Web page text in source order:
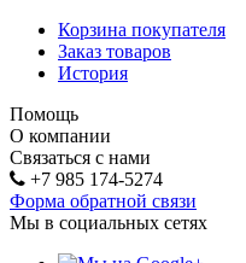
Корзина покупателя
Заказ товаров
История
Помощь
О компании
Связаться с нами
+7 985 174-5274
Форма обратной связи
Мы в социальных сетях